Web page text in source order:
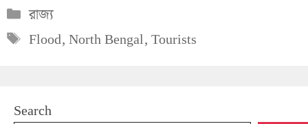
Categories
রাজ্য
Tags
Flood,North Bengal,Tourists
Search